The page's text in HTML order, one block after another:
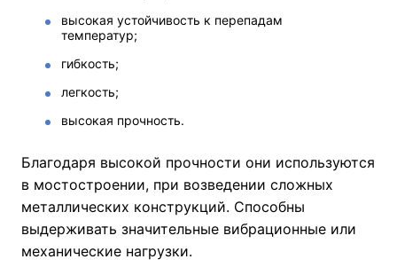
высокая устойчивость к перепадам
температур;
гибкость;
легкость;
высокая прочность.
Благодаря высокой прочности они используются
в мостостроении, при возведении сложных
металлических конструкций. Способны
выдерживать значительные вибрационные или
механические нагрузки.